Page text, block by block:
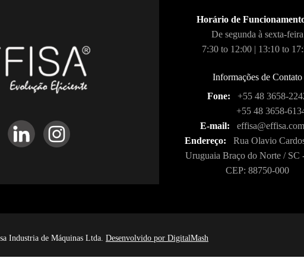
Horário de
De segunda à sexta-feira
7:30 to 12:00 | 13:10 to
Informações de Contato
Fone:
+55 48 3658-
+55 48 3658-
E-mail:
Endereço:
Rua Olavio
Uruguaia Braço do Norte / SC
CEP: 88750-000
Industria de Máquinas Ltda. Desenvolvido por DigitalMash